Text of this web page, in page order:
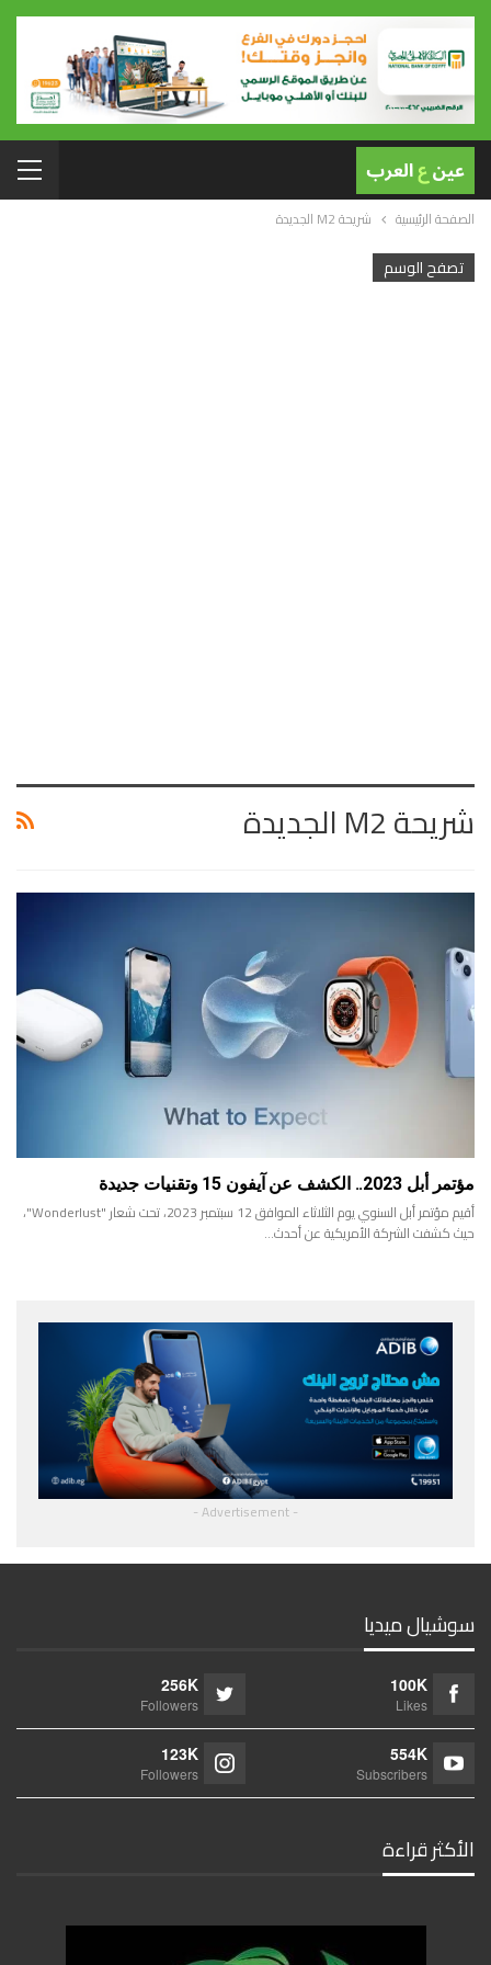
الصفحة الرئيسية شريحة M2 الجديدة
تصفح الوسم
شريحة M2 الجديدة
مؤتمر أبل 2023.. الكشف عن آيفون 15 وتقنيات جديدة
أقيم مؤتمر أبل السنوي يوم الثلاثاء الموافق 12 سبتمبر 2023، تحت شعار "Wonderlust"،
حيث كشفت الشركة الأمريكية عن أحدث…
- Advertisement -
سوشيال ميديا
100K
Likes
256K
Followers
554K
Subscribers
123K
Followers
الأكثر قراءة